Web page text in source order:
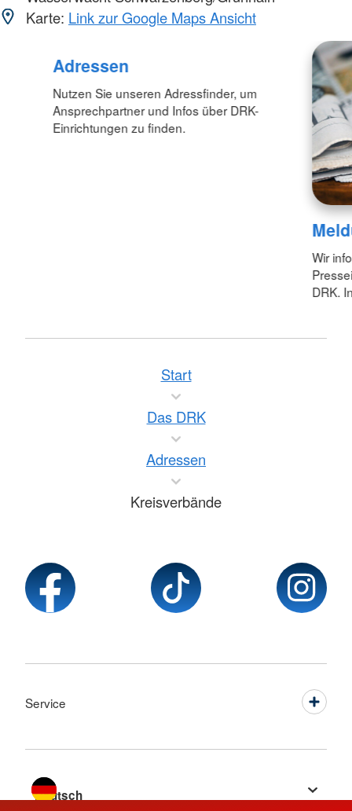
Karte: Link zur Google Maps Ansicht
Adressen
Nutzen Sie unseren Adressfinder, um
Ansprechpartner und Infos über DRK-
Einrichtungen zu finden.
Wir
DRK.
Start
Das DRK
Adressen
Kreisverbände
Service
Sprache wechseln zu